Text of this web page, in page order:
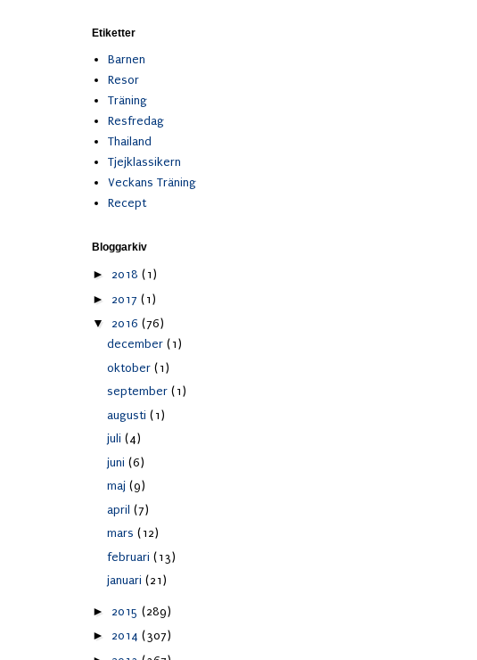
Etiketter
Barnen
Resor
Träning
Resfredag
Thailand
Tjejklassikern
Veckans Träning
Recept
Bloggarkiv
► 2018 (1)
► 2017 (1)
▼ 2016 (76)
december (1)
oktober (1)
september (1)
augusti (1)
juli (4)
juni (6)
maj (9)
april (7)
mars (12)
februari (13)
januari (21)
► 2015 (289)
► 2014 (307)